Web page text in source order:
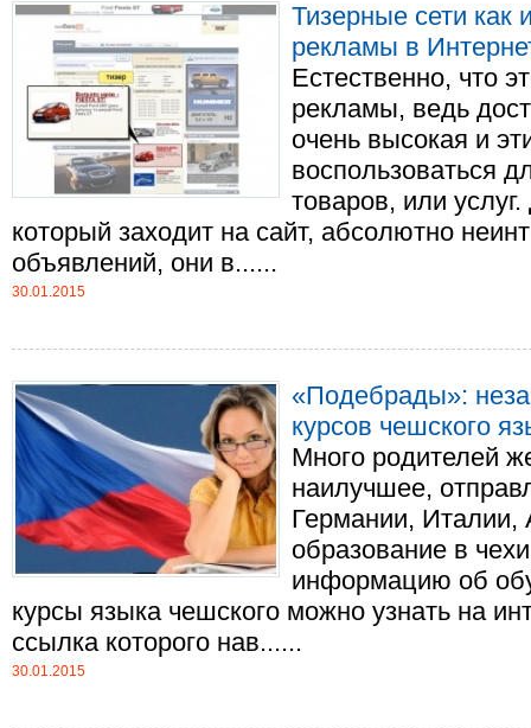
Тизерные сети как
рекламы в
Естественно, что
рекламы, ведь
очень высокая и
воспользоваться
товаров, или
который заходит на сайт, абсолютно
объявлений, они в......
30.01.2015
«Подебрады»:
курсов чешского
Много родителей
наилучшее,
Германии, Италии,
образование в
информацию об
курсы языка чешского можно узнать на
ссылка которого нав......
30.01.2015